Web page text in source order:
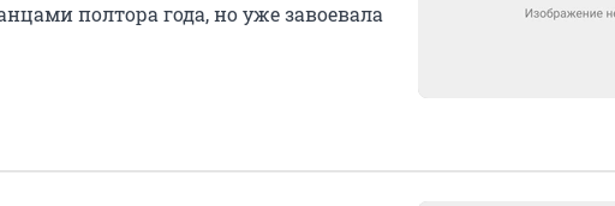
полтора года, но уже завоевала